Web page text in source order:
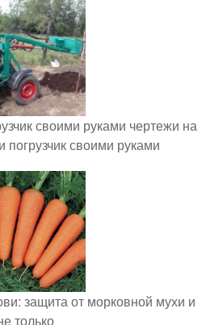
своими руками чертежи на
погрузчик своими руками
защита от морковной мухи и
только